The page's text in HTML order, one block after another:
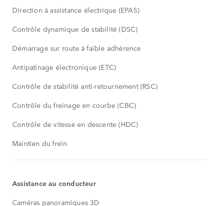
Direction à assistance électrique (EPAS)
Contrôle dynamique de stabilité (DSC)
Démarrage sur route à faible adhérence
Antipatinage électronique (ETC)
Contrôle de stabilité anti-retournement (RSC)
Contrôle du freinage en courbe (CBC)
Contrôle de vitesse en descente (HDC)
Maintien du frein
Assistance au conducteur
Caméras panoramiques 3D